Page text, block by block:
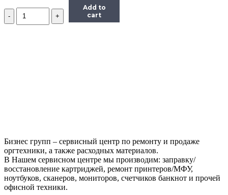
Количество
Чип
Add to
cart
Бизнес групп – сервисный центр по ремонту и продаже
оргтехники, а также расходных материалов.
В Нашем сервисном центре мы производим: заправку/
восстановление картриджей, ремонт принтеров/МФУ,
ноутбуков, сканеров, мониторов, счетчиков банкнот и прочей
офисной техники.